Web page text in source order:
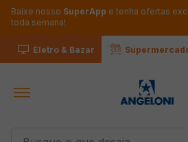
Baixe nosso SuperApp e tenha ofertas
toda semana!
Eletro & Bazar